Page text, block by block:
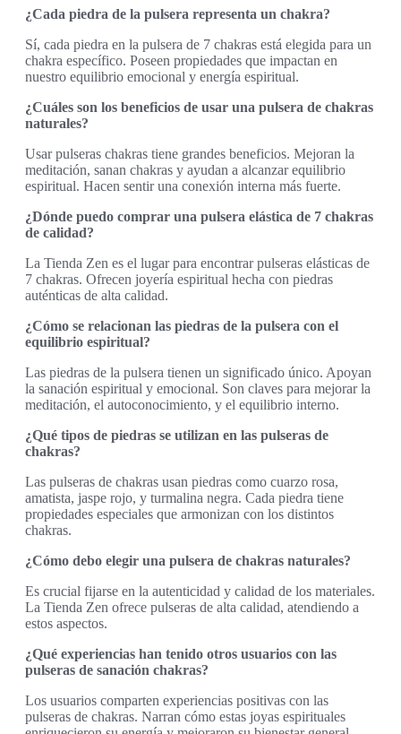
¿Cada piedra de la pulsera representa un chakra?
Sí, cada piedra en la pulsera de 7 chakras está elegida para un
chakra específico. Poseen propiedades que impactan en
nuestro equilibrio emocional y energía espiritual.
¿Cuáles son los beneficios de usar una pulsera de chakras
naturales?
Usar pulseras chakras tiene grandes beneficios. Mejoran la
meditación, sanan chakras y ayudan a alcanzar equilibrio
espiritual. Hacen sentir una conexión interna más fuerte.
¿Dónde puedo comprar una pulsera elástica de 7 chakras
de calidad?
La Tienda Zen es el lugar para encontrar pulseras elásticas de
7 chakras. Ofrecen joyería espiritual hecha con piedras
auténticas de alta calidad.
¿Cómo se relacionan las piedras de la pulsera con el
equilibrio espiritual?
Las piedras de la pulsera tienen un significado único. Apoyan
la sanación espiritual y emocional. Son claves para mejorar la
meditación, el autoconocimiento, y el equilibrio interno.
¿Qué tipos de piedras se utilizan en las pulseras de
chakras?
Las pulseras de chakras usan piedras como cuarzo rosa,
amatista, jaspe rojo, y turmalina negra. Cada piedra tiene
propiedades especiales que armonizan con los distintos
chakras.
¿Cómo debo elegir una pulsera de chakras naturales?
Es crucial fijarse en la autenticidad y calidad de los materiales.
La Tienda Zen ofrece pulseras de alta calidad, atendiendo a
estos aspectos.
¿Qué experiencias han tenido otros usuarios con las
pulseras de sanación chakras?
Los usuarios comparten experiencias positivas con las
pulseras de chakras. Narran cómo estas joyas espirituales